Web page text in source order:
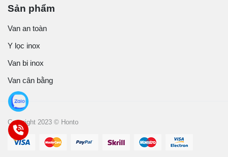
Sản phẩm
Van an toàn
Y lọc inox
Van bi inox
Van cân bằng
Copyright 2023 © Honto